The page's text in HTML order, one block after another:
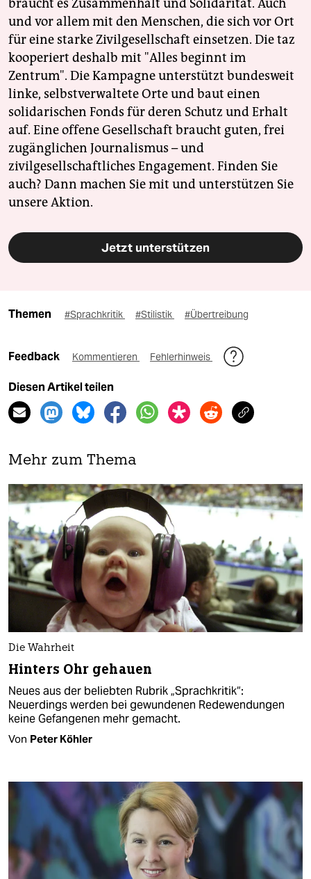
braucht es Zusammenhalt und Solidarität. Auch
und vor allem mit den Menschen, die sich vor Ort
für eine starke Zivilgesellschaft einsetzen. Die taz
kooperiert deshalb mit "Alles beginnt im
Zentrum". Die Kampagne unterstützt bundesweit
linke, selbstverwaltete Orte und baut einen
solidarischen Fonds für deren Schutz und Erhalt
auf. Eine offene Gesellschaft braucht guten, frei
zugänglichen Journalismus – und
zivilgesellschaftliches Engagement. Finden Sie
auch? Dann machen Sie mit und unterstützen Sie
unsere Aktion.
Jetzt unterstützen
Themen #Sprachkritik #Stilistik #Übertreibung
Feedback Kommentieren Fehlerhinweis
Diesen Artikel teilen
Mehr zum Thema
Die Wahrheit
Hinters Ohr gehauen
Neues aus der beliebten Rubrik „Sprachkritik“:
Neuerdings werden bei gewundenen Redewendungen
keine Gefangenen mehr gemacht.
Von Peter Köhler